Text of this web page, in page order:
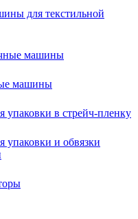
для текстильной
машины
машины
упаковки в стрейч-пленку
упаковки и обвязки